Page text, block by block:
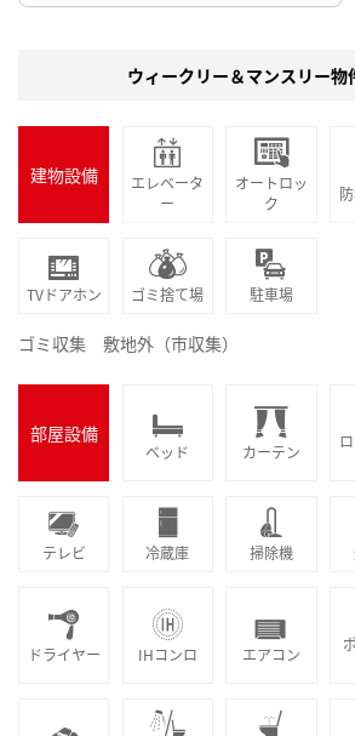
ウィークリー＆マンスリー物
建物設備
エレベータ
ー
オートロッ
ク
TVドアホン ゴミ捨て場 駐車場
ゴミ収集 敷地外（市収集）
部屋設備
ベッド カーテン
テレビ 冷蔵庫 掃除機
ドライヤー IHコンロ エアコン